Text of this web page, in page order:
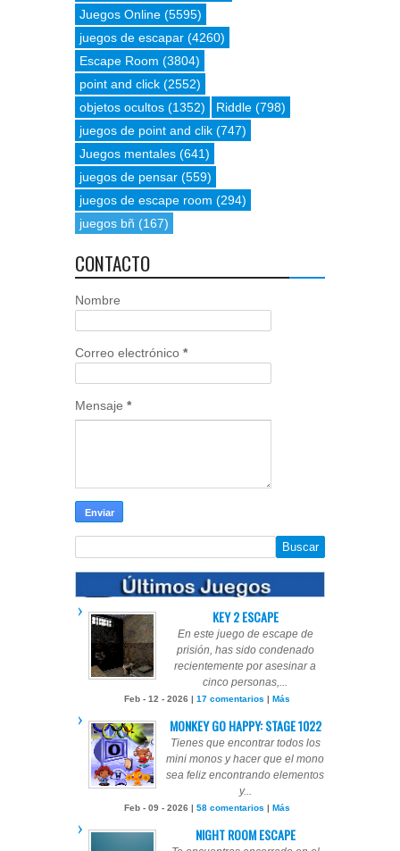
Juegos Online (5595)
juegos de escapar (4260)
Escape Room (3804)
point and click (2552)
objetos ocultos (1352) Riddle (798)
juegos de point and clik (747)
Juegos mentales (641)
juegos de pensar (559)
juegos de escape room (294)
juegos bñ (167)
CONTACTO
Nombre
Correo electrónico *
Mensaje *
KEY 2 ESCAPE
En este juego de escape de
prisión, has sido condenado
recientemente por asesinar a
cinco personas,...
Feb - 12 - 2026 | 17 comentarios | Más
MONKEY GO HAPPY: STAGE 1022
Tienes que encontrar todos los
mini monos y hacer que el mono
sea feliz encontrando elementos
y...
Feb - 09 - 2026 | 58 comentarios | Más
NIGHT ROOM ESCAPE